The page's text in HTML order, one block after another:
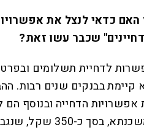
האם כדאי לנצל את
שכבר עשו זאת?
לדחיית תשלומים
קיימת בבנקים שנים רבות.
אפשרויות הדחייה ובנוסף
בסך כ-350 שקל, שנגבית בדרך כלל במקרה כזה.